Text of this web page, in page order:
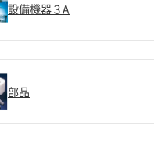
設備機器３A
部品